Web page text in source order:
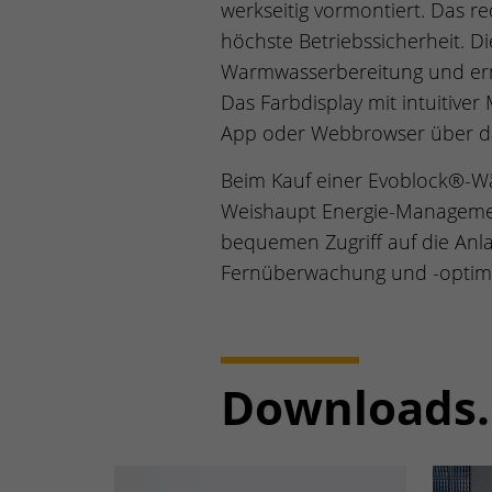
werkseitig vormontiert. Das
höchste Betriebssicherheit.
Warmwasserbereitung und
Das Farbdisplay mit
App oder Webbrowser über
Beim Kauf einer Evoblock®-
Weishaupt Energie-
bequemen Zugriff auf die
Fernüberwachung und -
Downloads.